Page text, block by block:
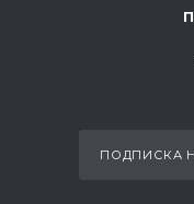
ПОДПИСКА